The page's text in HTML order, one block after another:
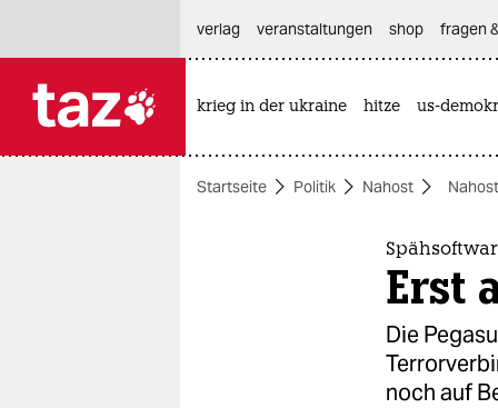
themen
verlag
veranstaltungen shop fragen
krieg in der ukraine hitze us-
Startseite Politik Nahost
Erst
Die
noch auf